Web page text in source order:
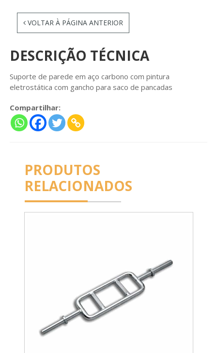
VOLTAR À PÁGINA ANTERIOR
DESCRIÇÃO TÉCNICA
Suporte de parede em aço carbono com pintura
eletrostática com gancho para saco de pancadas
Compartilhar:
PRODUTOS
RELACIONADOS